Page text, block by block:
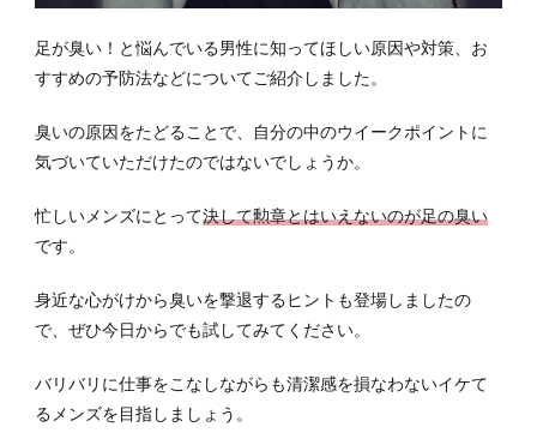
足が臭い！と悩んでいる男性に知ってほしい原因や対策、お
すすめの予防法などについてご紹介しました。
臭いの原因をたどることで、自分の中のウイークポイントに
気づいていただけたのではないでしょうか。
忙しいメンズにとって決して勲章とはいえないのが足の臭い
です。
身近な心がけから臭いを撃退するヒントも登場しましたの
で、ぜひ今日からでも試してみてください。
バリバリに仕事をこなしながらも清潔感を損なわないイケて
るメンズを目指しましょう。